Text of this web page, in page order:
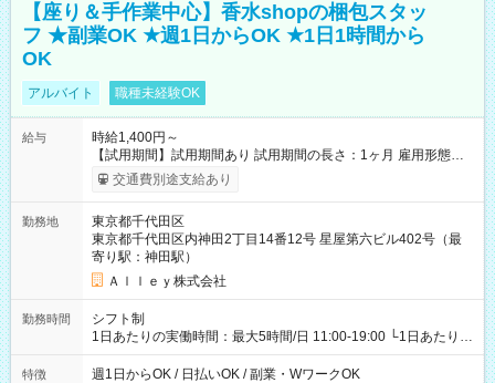
【座り＆手作業中心】香水shopの梱包スタッ
フ ★副業OK ★週1日からOK ★1日1時間から
OK
アルバイト 職種未経験OK
給与
時給1,400円～
【試用期間】試用期間あり 試用期間の長さ：1ヶ月 雇用形態、
給与は本採用時と同じです。
交通費別途支給あり
勤務地
東京都千代田区
東京都千代田区内神田2丁目14番12号 星屋第六ビル402号（最
寄り駅：神田駅）
Ａｌｌｅｙ株式会社
勤務時間
シフト制
1日あたりの実働時間：最大5時間/日 11:00-19:00 └1日あたりの
実働時間：1-5時間 └上記の時間帯内であれば、いつでも勤務可
能！ └平日・土曜日の中で、お好きな曜日でご勤務いただけま
特徴 週1日からOK / 日払いOK / 副業・WワークOK